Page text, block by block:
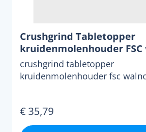
Crushgrind Tabletopper
kruidenmolenhouder
crushgrind tabletopper
kruidenmolenhouder fsc
€ 35,79